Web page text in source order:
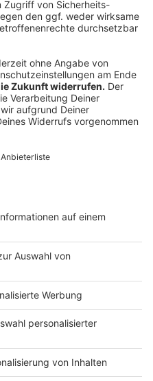
gilt, möglichst bald
Hitzewellen oder
mehr Urlauber aus
der Buchung*
Holstein: bis 9. Februar
2025
bis 2. März 2025
Mecklenburg-
2025
bis 16. März